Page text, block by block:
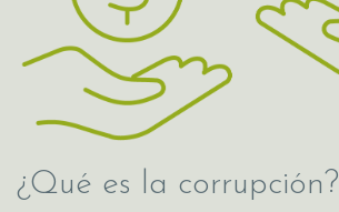
¿Qué es la corrupción?